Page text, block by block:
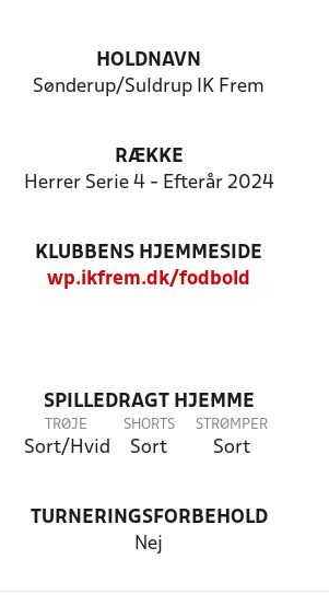
HOLDNAVN
Sønderup/Suldrup IK Frem
RÆKKE
Herrer Serie 4 - Efterår 2024
KLUBBENS HJEMMESIDE
wp.ikfrem.dk/fodbold
SPILLEDRAGT HJEMME
TRØJE
Sort/Hvid
SHORTS
Sort
STRØMPER
Sort
TURNERINGSFORBEHOLD
Nej